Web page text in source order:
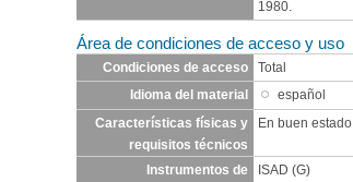
1980.
Área de condiciones de acceso y uso
Condiciones de acceso
Total
Idioma del material
español
Características físicas y
requisitos técnicos
En buen estado
Instrumentos de
ISAD (G)